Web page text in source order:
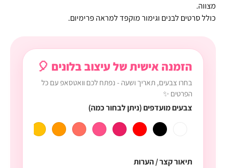
מצווה.
כולל סרטים לבנים וגימור מוקפד למראה פרימיום.
הזמנה אישית של עיצוב בלונים 🎈
בחרו צבעים, תאריך ושעה - נפתח לכם וואטסאפ עם כל
הפרטים ✨
צבעים מועדפים (ניתן לבחור כמה)
תיאור קצר / הערות